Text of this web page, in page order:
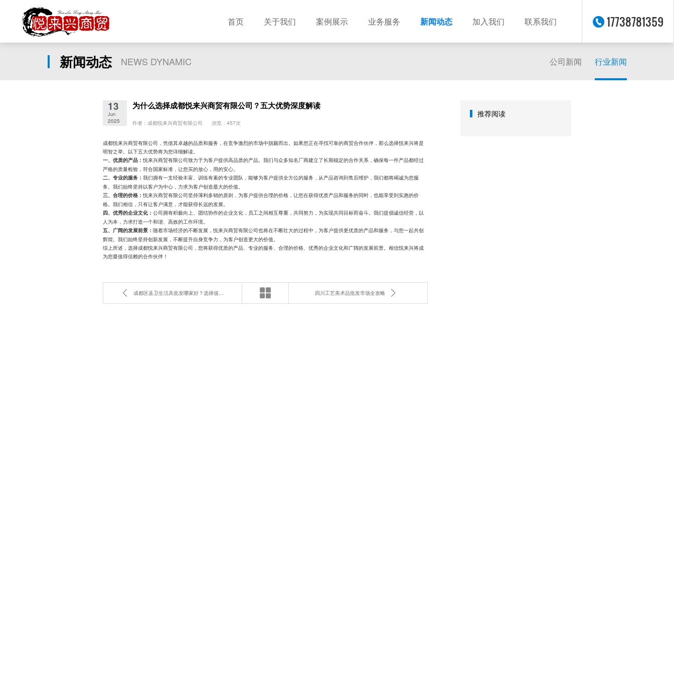
首页 关于我们 案例展示 业务服务 新闻动态 加入我们 联系我们 17738781359
新闻动态 NEWS DYNAMIC 公司新闻 行业新闻
13
Jun
2025
为什么选择成都悦来兴商贸有限公司？五大优势深度解读
作者：成都悦来兴商贸有限公司 浏览：457次
成都悦来兴商贸有限公司，凭借其卓越的品质和服务，在竞争激烈的市场中脱颖而出。如果您正在寻找可靠的商贸合作伙伴，那么选择悦来兴将是
明智之举。以下五大优势将为您详细解读。
一、优质的产品：悦来兴商贸有限公司致力于为客户提供高品质的产品。我们与众多知名厂商建立了长期稳定的合作关系，确保每一件产品都经过
严格的质量检验，符合国家标准，让您买的放心，用的安心。
二、专业的服务：我们拥有一支经验丰富、训练有素的专业团队，能够为客户提供全方位的服务，从产品咨询到售后维护，我们都将竭诚为您服
务。我们始终坚持以客户为中心，力求为客户创造最大的价值。
三、合理的价格：悦来兴商贸有限公司坚持薄利多销的原则，为客户提供合理的价格，让您在获得优质产品和服务的同时，也能享受到实惠的价
格。我们相信，只有让客户满意，才能获得长远的发展。
四、优秀的企业文化：公司拥有积极向上、团结协作的企业文化，员工之间相互尊重，共同努力，为实现共同目标而奋斗。我们提倡诚信经营，以
人为本，力求打造一个和谐、高效的工作环境。
五、广阔的发展前景：随着市场经济的不断发展，悦来兴商贸有限公司也将在不断壮大的过程中，为客户提供更优质的产品和服务，与您一起共创
辉煌。我们始终坚持创新发展，不断提升自身竞争力，为客户创造更大的价值。
综上所述，选择成都悦来兴商贸有限公司，您将获得优质的产品、专业的服务、合理的价格、优秀的企业文化和广阔的发展前景。相信悦来兴将成
为您最值得信赖的合作伙伴！
成都区县卫生洁具批发哪家好？选择值得信赖的供应商 四川工艺美术品批发市场全攻略
推荐阅读